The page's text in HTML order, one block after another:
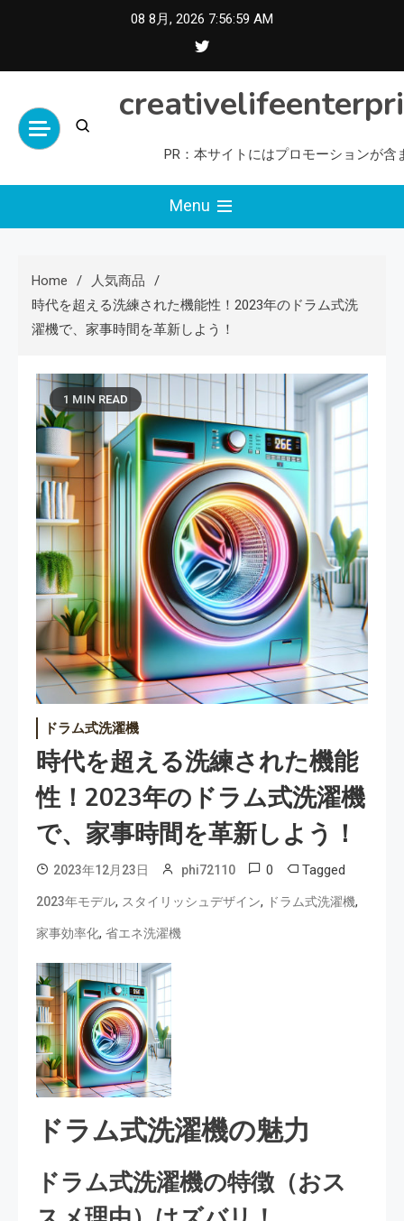
08 8月, 2026 7:57:00 AM
PR：本サイトにはプロモーションが含
Menu
Home
人気商品
時代を超える洗練された機能性！2023年のドラム式洗
濯機で、家事時間を革新しよう！
1 MIN READ
ドラム式洗濯機
時代を超える洗練された機能
性！2023年のドラム式洗濯機
で、家事時間を革新しよう！
2023年12月23日 phi72110 0 Tagged
2023年モデル, スタイリッシュデザイン, ドラム式洗濯機,
家事効率化, 省エネ洗濯機
ドラム式洗濯機の魅力
ドラム式洗濯機の特徴（おス